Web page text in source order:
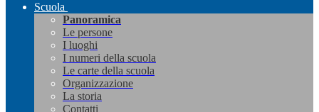
Scuola
Panoramica
Le persone
I luoghi
I numeri della scuola
Le carte della scuola
Organizzazione
La storia
Contatti